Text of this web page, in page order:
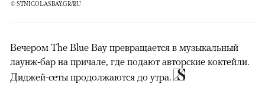
© STNICOLASBAY.GR/RU
Вечером The Blue Bay превращается в музыкальный
лаунж-бар на причале, где подают авторские коктейли.
Диджей-сеты продолжаются до утра.